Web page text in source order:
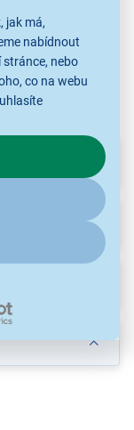
jak má,
nabídnout
nebo
co na webu
Pokud vás
pracujeme,
Řemínky k chytrým
hodinkám